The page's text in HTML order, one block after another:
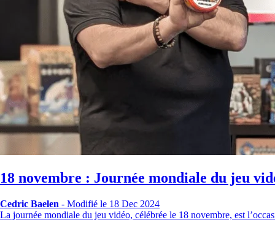
18 novembre : Journée mondiale du jeu
Cedric Baelen - Modifié le 18 Dec 2024
La journée mondiale du jeu vidéo, célébrée le 18 novembre, est